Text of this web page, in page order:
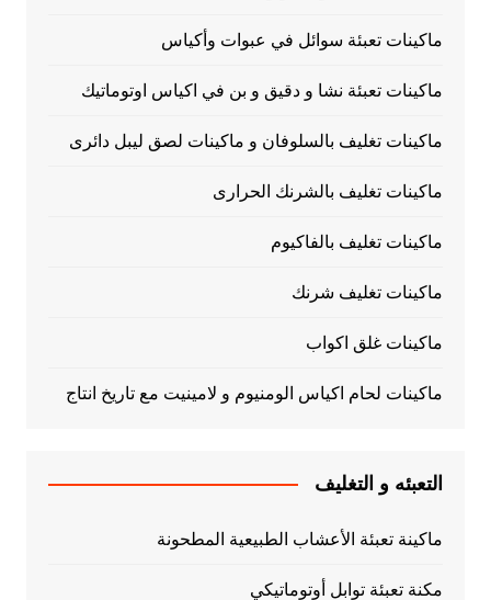
ماكينات تعبئة سوائل في عبوات وأكياس
ماكينات تعبئة نشا و دقيق و بن في اكياس اوتوماتيك
ماكينات تغليف بالسلوفان و ماكينات لصق ليبل دائرى
ماكينات تغليف بالشرنك الحرارى
ماكينات تغليف بالفاكيوم
ماكينات تغليف شرنك
ماكينات غلق اكواب
ماكينات لحام اكياس الومنيوم و لامينيت مع تاريخ انتاج
التعبئه و التغليف
ماكينة تعبئة الأعشاب الطبيعية المطحونة
مكنة تعبئة توابل أوتوماتيكي